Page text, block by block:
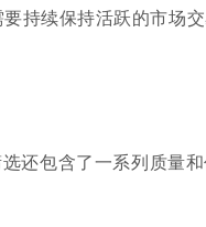
持续保持活跃的市场
还包含了一系列质量